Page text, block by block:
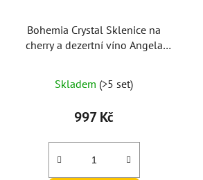
Bohemia Crystal Sklenice na
cherry a dezertní víno Angela
hodnocení
produktu
5,0
z
Skladem (>5 set)
997 Kč